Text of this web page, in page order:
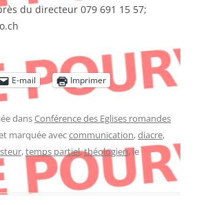
du directeur 079 691 15 57;
E-mail
Imprimer
dansConférence des Eglises romandes
marquée aveccommunication,diacre,
,temps partiel,théologien, le